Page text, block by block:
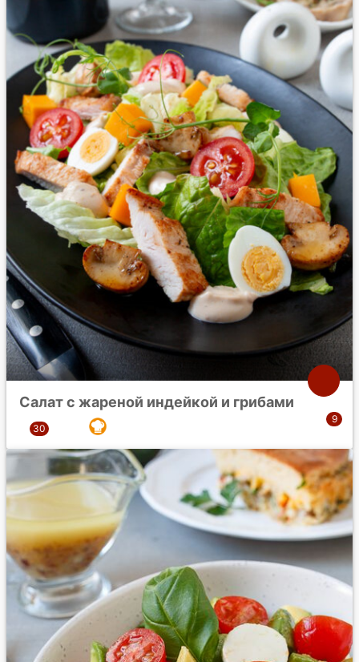
Салат с жареной индейкой и грибами